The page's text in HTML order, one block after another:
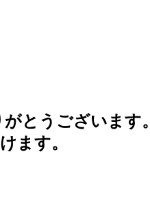
とうございます。
ます。